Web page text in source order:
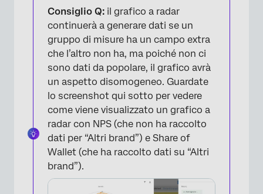
Consiglio Q: il grafico a radar
continuerà a generare dati se un
gruppo di misure ha un campo extra
che l’altro non ha, ma poiché non ci
sono dati da popolare, il grafico avrà
un aspetto disomogeneo. Guardate
lo screenshot qui sotto per vedere
come viene visualizzato un grafico a
radar con NPS (che non ha raccolto
dati per “Altri brand”) e Share of
Wallet (che ha raccolto dati su “Altri
brand”).